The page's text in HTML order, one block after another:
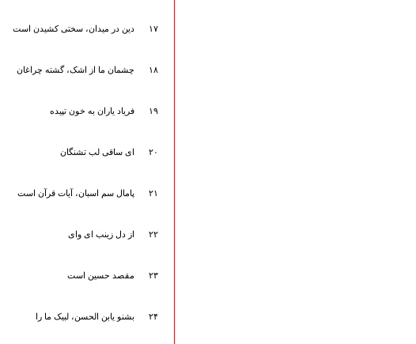
۱۷ دین در میدان، سختی کشیدن است
۱۸ چشمان ما از اشک، گشته چراغان
۱۹ فریاد یاران به خون تپیده‌
۲۰ ای ساقی لب تشنگان
۲۱ پامال سم اسبان، آیات قرآن است
۲۲ از دل زینب ای وای
۲۳ مقصد حسین است
۲۴ بشنو یابن الحسن، لبیک ما را